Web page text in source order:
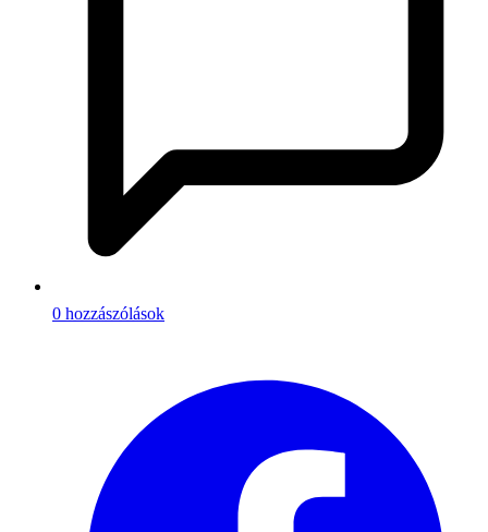
0 hozzászólások